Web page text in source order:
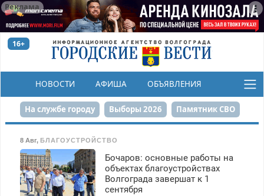
Реклама
16+
НОВОСТИ АФИША ОБЪЯВЛЕНИЯ
КОНКУРСЫ
На службе городу Выборы 2026 Памятник СВО
Сталинград в сердце
Набережная День Победы Реконструкция ЦПКиО
80-летие Победы Парк Героев-летчиков
8 Авг, БЛАГОУСТРОЙСТВО
Бочаров: основные работы на
объектах благоустройствах
Волгограда завершат к 1
сентября